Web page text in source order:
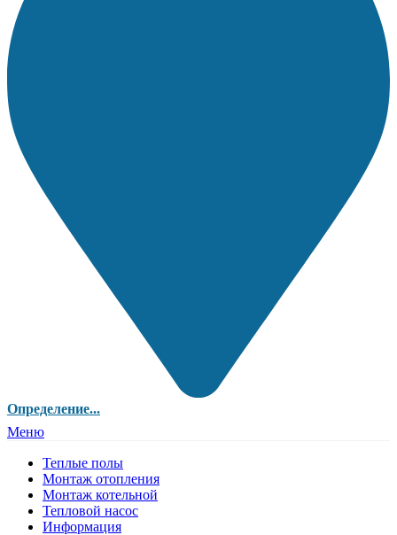
Определение...
Меню
Теплые полы
Монтаж отопления
Монтаж котельной
Тепловой насос
Информация